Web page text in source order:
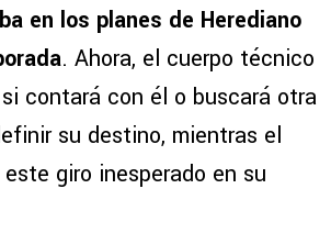
en los planes de Herediano
. Ahora, el cuerpo técnico
contará con él o buscará otra
su destino, mientras el
giro inesperado en su